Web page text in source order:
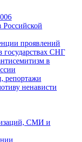
проявлений
государствах СНГ
в
репортажи
ненависти
СМИ и